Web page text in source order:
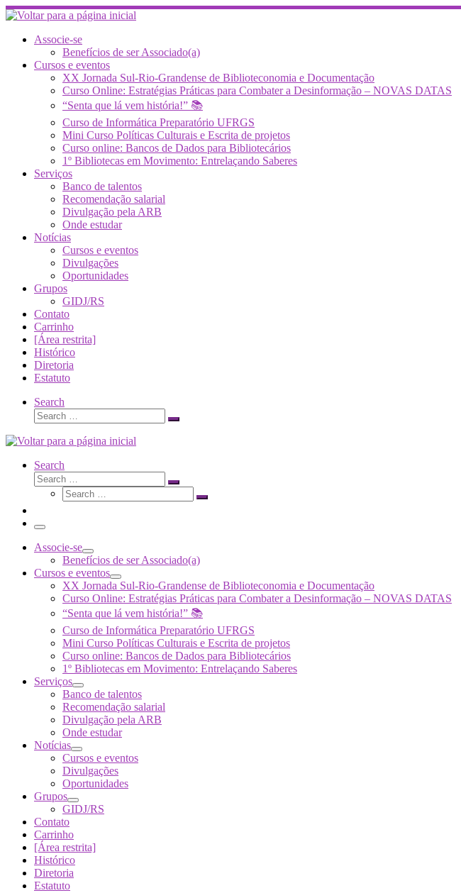
Skip
to
contentAssocie-se
Benefícios de ser Associado(a)
Cursos e eventos
XX Jornada Sul-Rio-Grandense de Biblioteconomia e Documentação
Curso Online: Estratégias Práticas para Combater a Desinformação – NOVAS DATAS
“Senta que lá vem história!” 📚
Curso de Informática Preparatório UFRGS
Mini Curso Políticas Culturais e Escrita de projetos
Curso online: Bancos de Dados para Bibliotecários
1º Bibliotecas em Movimento: Entrelaçando Saberes
Serviços
Banco de talentos
Recomendação salarial
Divulgação pela ARB
Onde estudar
Notícias
Cursos e eventos
Divulgações
Oportunidades
Grupos
GIDJ/RS
Contato
Carrinho
[Área restrita]
Histórico
Diretoria
Estatuto
Search
Search
Search
Search
Search
Search
Search
Search
Menu
Associe-se
Benefícios de ser Associado(a)
Cursos e eventos
XX Jornada Sul-Rio-Grandense de Biblioteconomia e Documentação
Curso Online: Estratégias Práticas para Combater a Desinformação – NOVAS DATAS
“Senta que lá vem história!” 📚
Curso de Informática Preparatório UFRGS
Mini Curso Políticas Culturais e Escrita de projetos
Curso online: Bancos de Dados para Bibliotecários
1º Bibliotecas em Movimento: Entrelaçando Saberes
Serviços
Banco de talentos
Recomendação salarial
Divulgação pela ARB
Onde estudar
Notícias
Cursos e eventos
Divulgações
Oportunidades
Grupos
GIDJ/RS
Contato
Carrinho
[Área restrita]
Histórico
Diretoria
Estatuto